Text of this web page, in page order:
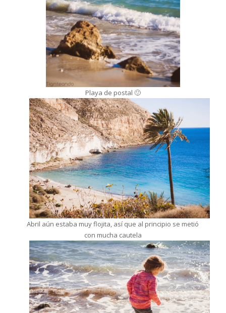
Playa de postal 🙂
Abril aún estaba muy flojita, así que al principio se metió
con mucha cautela